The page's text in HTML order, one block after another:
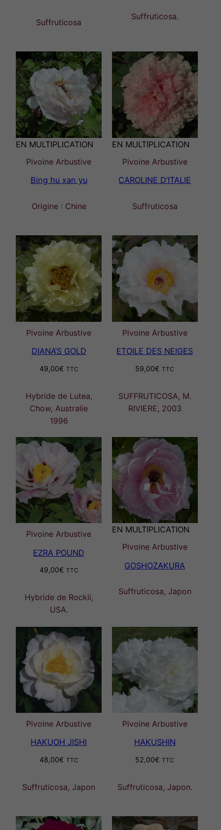
Suffruticosa
Suffruticosa.
EN MULTIPLICATION
Pivoine Arbustive
Bing hu xan yu
Origine : Chine
EN MULTIPLICATION
Pivoine Arbustive
CAROLINE D’ITALIE
Suffruticosa
Pivoine Arbustive
DIANA’S GOLD
49,00€ TTC
Hybride de Lutea,
Chow, Australie
1996
Pivoine Arbustive
ETOILE DES NEIGES
59,00€ TTC
SUFFRUTICOSA, M.
RIVIERE, 2003
Pivoine Arbustive
EZRA POUND
49,00€ TTC
Hybride de Rockii,
USA.
EN MULTIPLICATION
Pivoine Arbustive
GOSHOZAKURA
Suffruticosa, Japon
Pivoine Arbustive
HAKUOH JISHI
48,00€ TTC
Suffruticosa, Japon
Pivoine Arbustive
HAKUSHIN
52,00€ TTC
Suffruticosa, Japon.